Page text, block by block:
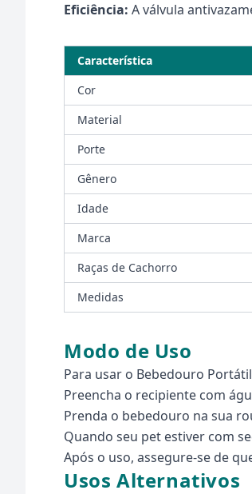
Eficiência: A válvula
Característica
Cor
Material
Porte
Gênero
Idade
Marca
Raças de Cachorro
Medidas
Modo de Uso
Para usar o Bebedouro
Preencha o recipiente com
Prenda o bebedouro na sua
Quando seu pet estiver com
Após o uso, assegure-se de
Usos Alternativos